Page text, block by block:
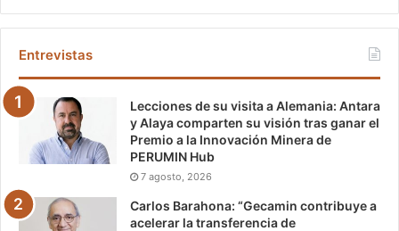
Entrevistas
Lecciones de su visita a Alemania: Antara
y Alaya comparten su visión tras ganar el
Premio a la Innovación Minera de
PERUMIN Hub
7 agosto, 2026
Carlos Barahona: “Gecamin contribuye a
acelerar la transferencia de